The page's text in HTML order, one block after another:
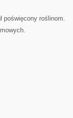
poświęcony roślinom.